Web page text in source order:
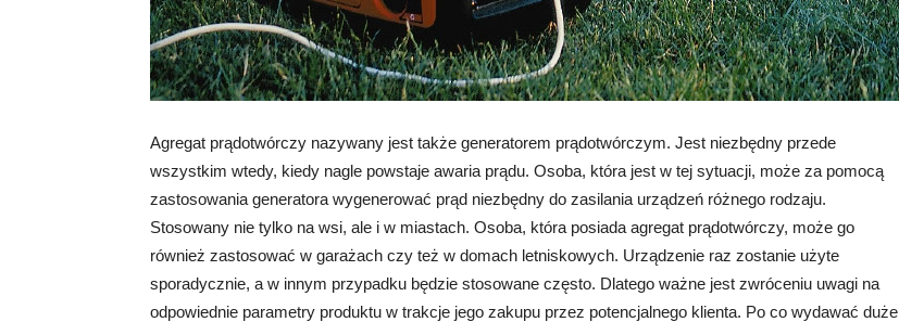
Agregat prądotwórczy nazywany jest także generatorem prądotwórczym. Jest niezbędny przede
wszystkim wtedy, kiedy nagle powstaje awaria prądu. Osoba, która jest w tej sytuacji, może za pomocą
zastosowania generatora wygenerować prąd niezbędny do zasilania urządzeń różnego rodzaju.
Stosowany nie tylko na wsi, ale i w miastach. Osoba, która posiada agregat prądotwórczy, może go
również zastosować w garażach czy też w domach letniskowych. Urządzenie raz zostanie użyte
sporadycznie, a w innym przypadku będzie stosowane często. Dlatego ważne jest zwróceniu uwagi na
odpowiednie parametry produktu w trakcje jego zakupu przez potencjalnego klienta. Po co wydawać duże